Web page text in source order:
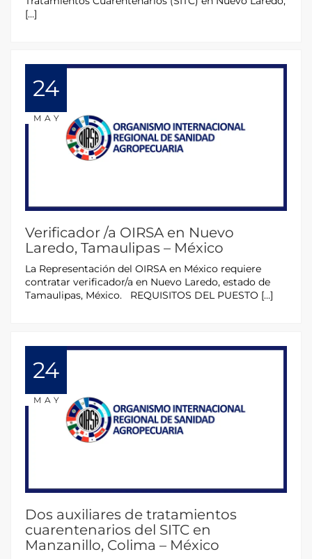
[…]
24
MAY
Verificador /a OIRSA en Nuevo
Laredo, Tamaulipas – México
La Representación del OIRSA en México requiere
contratar verificador/a en Nuevo Laredo, estado de
Tamaulipas, México. REQUISITOS DEL PUESTO […]
24
MAY
Dos auxiliares de tratamientos
cuarentenarios del SITC en
Manzanillo, Colima – México